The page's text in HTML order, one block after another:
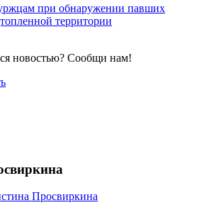
при обнаружении павших
территории
новостью? Сообщи нам!
Просвиркина